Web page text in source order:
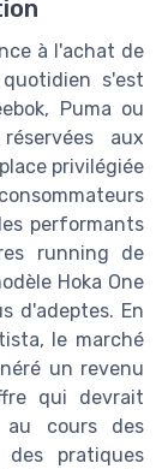
à l'achat de
s'est
Puma ou
aux
privilégiée
performants
running de
Hoka One
d'adeptes. En
le marché
un revenu
qui devrait
au cours des
pratiques